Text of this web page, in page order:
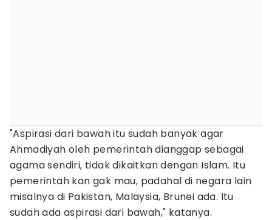
"Aspirasi dari bawah itu sudah banyak agar
Ahmadiyah oleh pemerintah dianggap sebagai
agama sendiri, tidak dikaitkan dengan Islam. Itu
pemerintah kan gak mau, padahal di negara lain
misalnya di Pakistan, Malaysia, Brunei ada. Itu
sudah ada aspirasi dari bawah," katanya.